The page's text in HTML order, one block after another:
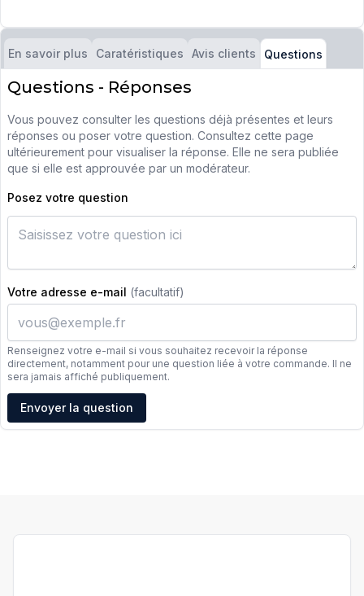
En savoir plus Caratéristiques Avis clients Questions
Questions - Réponses
Vous pouvez consulter les questions déjà présentes et leurs
réponses ou poser votre question. Consultez cette page
ultérieurement pour visualiser la réponse. Elle ne sera publiée
que si elle est approuvée par un modérateur.
Posez votre question
Votre adresse e-mail (facultatif)
Renseignez votre e-mail si vous souhaitez recevoir la réponse
directement, notamment pour une question liée à votre commande. Il ne
sera jamais affiché publiquement.
Adresse e-mail
Envoyer la question